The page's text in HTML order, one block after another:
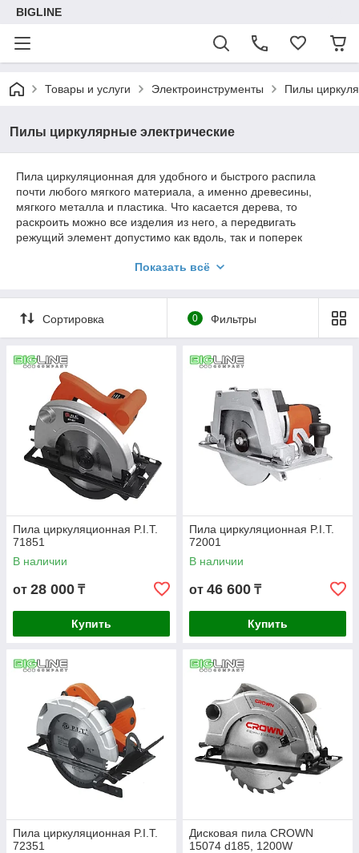
BIGLINE
Товары и услуги Электроинструменты Пилы
Пилы циркулярные электрические
Пила циркуляционная для удобного и быстрого распила
почти любого мягкого материала, а именно древесины,
мягкого металла и пластика. Что касается дерева, то
раскроить можно все изделия из него, а передвигать
режущий элемент допустимо как вдоль, так и поперек
возможность выполнения распила под углом 45 градусов.
Показать всё
Сортировка 0 Фильтры
Пила циркуляционная P.I.T.
71851
В наличии
от 28 000 ₸
Купить
Пила циркуляционная P.I.T.
72001
В наличии
от 46 600 ₸
Купить
Пила циркуляционная P.I.T.
72351
Дисковая пила CROWN
15074 d185, 1200W